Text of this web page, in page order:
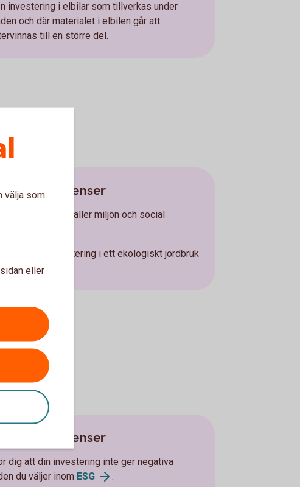
investering i elbilar som tillverkas under
och där materialet i elbilen går att
till en större del.
när det gäller miljön och social
sig om en investering i ett ekologiskt jordbruk
dig att din investering inte ger negativa
du väljer inom ESG .
välja som
eller